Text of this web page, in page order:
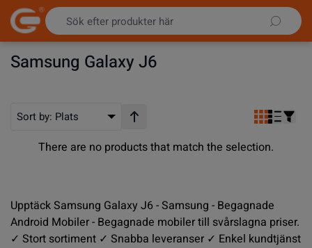
Hoppa till innehållet
Samsung Galaxy J6
Sort by: Plats
Stigande ordning
There are no products that match the selection.
Upptäck Samsung Galaxy J6 - Samsung - Begagnade
Android Mobiler - Begagnade mobiler till svårslagna priser.
✓ Stort sortiment ✓ Snabba leveranser ✓ Enkel kundtjänst